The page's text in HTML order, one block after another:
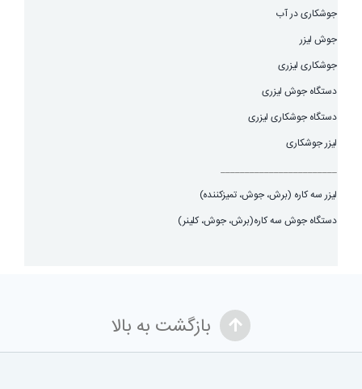
جوشکاری در آب
جوش لیزر
جوشکاری لیزری
دستگاه جوش لیزری
دستگاه جوشکاری لیزری
لیزر جوشکاری
________________________
لیزر سه کاره (برش، جوش، تميزكننده)
دستگاه جوش سه کاره(برش، جوش، کلینر)
بازگشت به بالا